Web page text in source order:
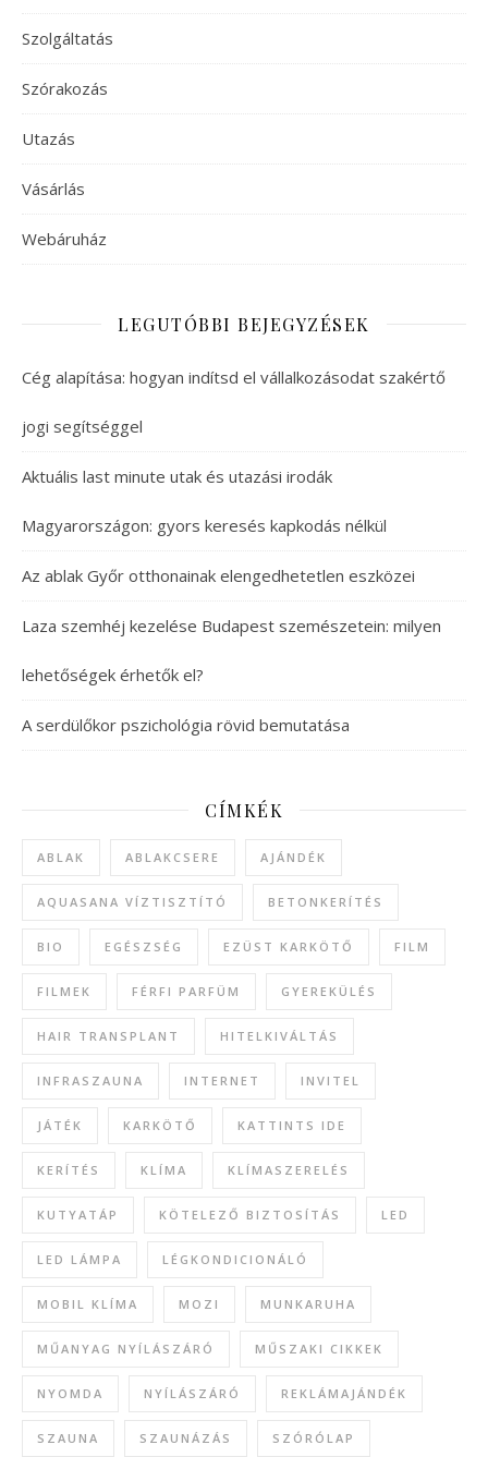
Szolgáltatás
Szórakozás
Utazás
Vásárlás
Webáruház
LEGUTÓBBI BEJEGYZÉSEK
Cég alapítása: hogyan indítsd el vállalkozásodat szakértő
jogi segítséggel
Aktuális last minute utak és utazási irodák
Magyarországon: gyors keresés kapkodás nélkül
Az ablak Győr otthonainak elengedhetetlen eszközei
Laza szemhéj kezelése Budapest szemészetein: milyen
lehetőségek érhetők el?
A serdülőkor pszichológia rövid bemutatása
CÍMKÉK
ABLAK ABLAKCSERE AJÁNDÉK
AQUASANA VÍZTISZTÍTÓ BETONKERÍTÉS
BIO EGÉSZSÉG EZÜST KARKÖTŐ FILM
FILMEK FÉRFI PARFÜM GYEREKÜLÉS
HAIR TRANSPLANT HITELKIVÁLTÁS
INFRASZAUNA INTERNET INVITEL
JÁTÉK KARKÖTŐ KATTINTS IDE
KERÍTÉS KLÍMA KLÍMASZERELÉS
KUTYATÁP KÖTELEZŐ BIZTOSÍTÁS LED
LED LÁMPA LÉGKONDICIONÁLÓ
MOBIL KLÍMA MOZI MUNKARUHA
MŰANYAG NYÍLÁSZÁRÓ MŰSZAKI CIKKEK
NYOMDA NYÍLÁSZÁRÓ REKLÁMAJÁNDÉK
SZAUNA SZAUNÁZÁS SZÓRÓLAP